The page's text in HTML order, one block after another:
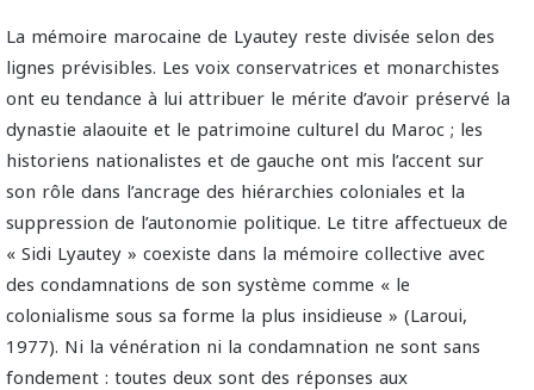
La mémoire marocaine de Lyautey reste divisée selon des
lignes prévisibles. Les voix conservatrices et monarchistes
ont eu tendance à lui attribuer le mérite d’avoir préservé la
dynastie alaouite et le patrimoine culturel du Maroc ; les
historiens nationalistes et de gauche ont mis l’accent sur
son rôle dans l’ancrage des hiérarchies coloniales et la
suppression de l’autonomie politique. Le titre affectueux de
« Sidi Lyautey » coexiste dans la mémoire collective avec
des condamnations de son système comme « le
colonialisme sous sa forme la plus insidieuse » (Laroui,
1977). Ni la vénération ni la condamnation ne sont sans
fondement : toutes deux sont des réponses aux